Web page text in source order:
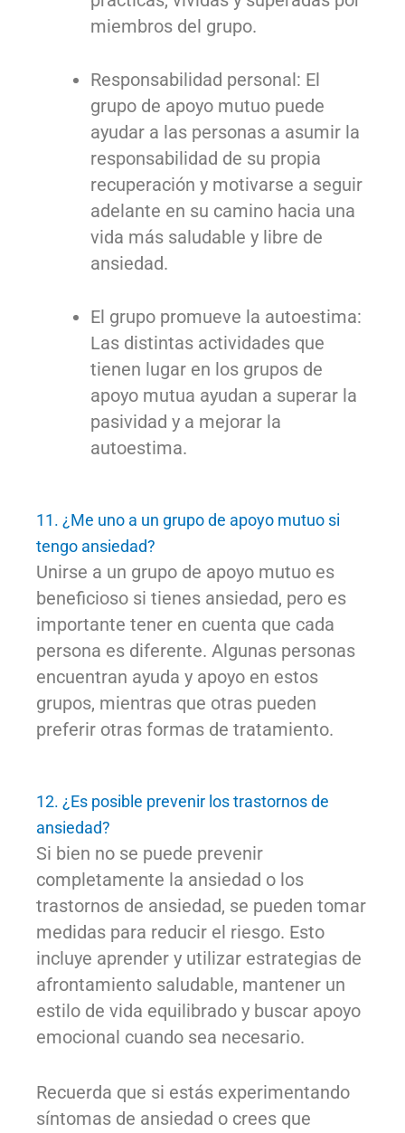
miembros del grupo.
Responsabilidad personal: El
grupo de apoyo mutuo puede
ayudar a las personas a asumir la
responsabilidad de su propia
recuperación y motivarse a seguir
adelante en su camino hacia una
vida más saludable y libre de
ansiedad.
El grupo promueve la autoestima:
Las distintas actividades que
tienen lugar en los grupos de
apoyo mutua ayudan a superar la
pasividad y a mejorar la
autoestima.
11. ¿Me uno a un grupo de apoyo mutuo si
tengo ansiedad?
Unirse a un grupo de apoyo mutuo es
beneficioso si tienes ansiedad, pero es
importante tener en cuenta que cada
persona es diferente. Algunas personas
encuentran ayuda y apoyo en estos
grupos, mientras que otras pueden
preferir otras formas de tratamiento.
12. ¿Es posible prevenir los trastornos de
ansiedad?
Si bien no se puede prevenir
completamente la ansiedad o los
trastornos de ansiedad, se pueden tomar
medidas para reducir el riesgo. Esto
incluye aprender y utilizar estrategias de
afrontamiento saludable, mantener un
estilo de vida equilibrado y buscar apoyo
emocional cuando sea necesario.
Recuerda que si estás experimentando
síntomas de ansiedad o crees que